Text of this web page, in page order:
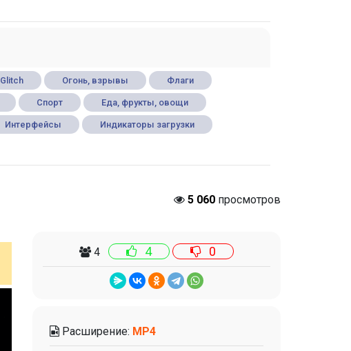
Glitch Огонь, взрывы Флаги
Спорт Еда, фрукты, овощи
Интерфейсы Индикаторы загрузки
5 060 просмотров
4 4 0
Расширение: MP4